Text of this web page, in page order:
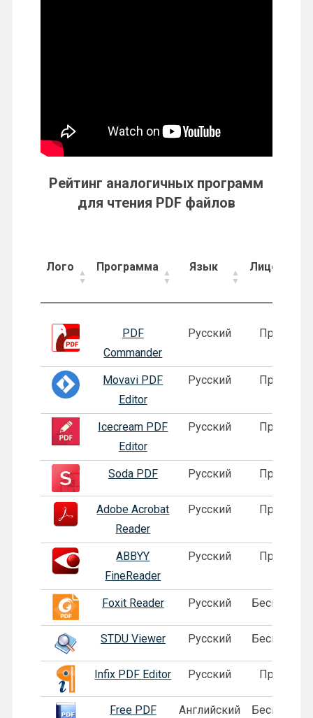
Рейтинг аналогичных программ
для чтения PDF файлов
Лого Программа Язык Лицензия
Лого Программа Язык Лицензия
PDF
Commander
Русский Пробная
Movavi PDF
Editor
Русский Пробная
Icecream PDF
Editor
Русский Пробная
Soda PDF Русский Пробная
Adobe Acrobat
Reader
Русский Пробная
ABBYY
FineReader
Русский Пробная
Foxit Reader Русский Бесплатная
STDU Viewer Русский Бесплатная
Infix PDF Editor Русский Пробная
Free PDF
Английский Бесплатная